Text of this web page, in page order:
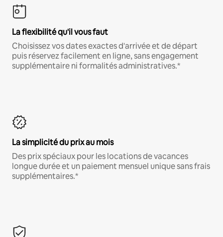
La flexibilité qu'il vous faut
Choisissez vos dates exactes d'arrivée et de départ
puis réservez facilement en ligne, sans engagement
supplémentaire ni formalités administratives.*
La simplicité du prix au mois
Des prix spéciaux pour les locations de vacances
longue durée et un paiement mensuel unique sans frais
supplémentaires.*